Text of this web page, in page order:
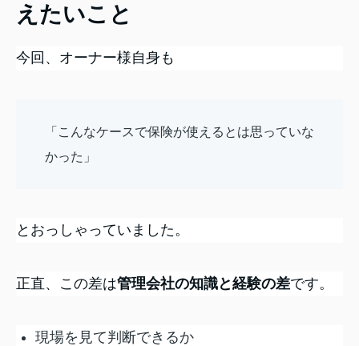
えたいこと
今回、オーナー様自身も
「こんなケースで保険が使えるとは思っていな
かった」
とおっしゃっていました。
正直、この差は管理会社の知識と経験の差です。
現場を見て判断できるか